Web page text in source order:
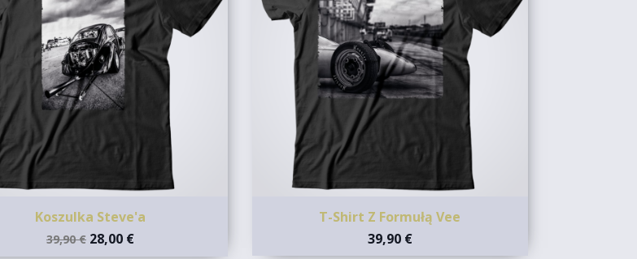
Koszulka Steve'a
39,90 € 28,00 €
T-Shirt Z Formułą Vee
39,90 €